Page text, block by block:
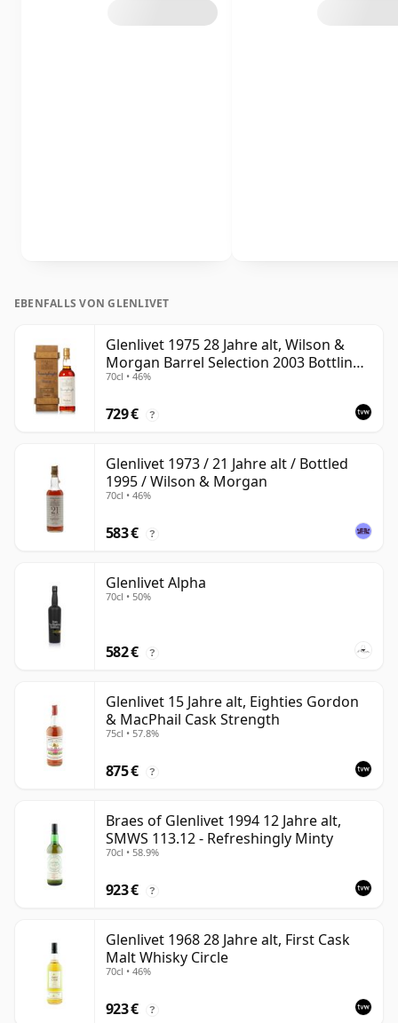
EBENFALLS VON GLENLIVET
Glenlivet 1975 28 Jahre alt, Wilson &
Morgan Barrel Selection 2003 Bottling
with Wooden Box
70cl • 46%
729 € ?
Glenlivet 1973 / 21 Jahre alt / Bottled
1995 / Wilson & Morgan
70cl • 46%
583 € ?
Glenlivet Alpha
70cl • 50%
582 € ?
Glenlivet 15 Jahre alt, Eighties Gordon
& MacPhail Cask Strength
75cl • 57.8%
875 € ?
Braes of Glenlivet 1994 12 Jahre alt,
SMWS 113.12 - Refreshingly Minty
70cl • 58.9%
923 € ?
Glenlivet 1968 28 Jahre alt, First Cask
Malt Whisky Circle
70cl • 46%
923 € ?